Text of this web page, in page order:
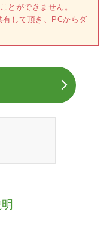
とができません。
して頂き、PCからダ